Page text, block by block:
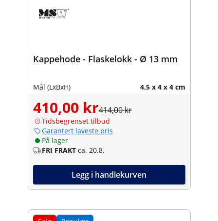
Kappehode - Flaskelokk - Ø 13 mm
Mål (LxBxH) 4.5 x 4 x 4 cm
410,00 kr414,00 kr
Tidsbegrenset tilbud
Garantert laveste pris
På lager
FRI FRAKT ca. 20.8.
Legg i handlekurven